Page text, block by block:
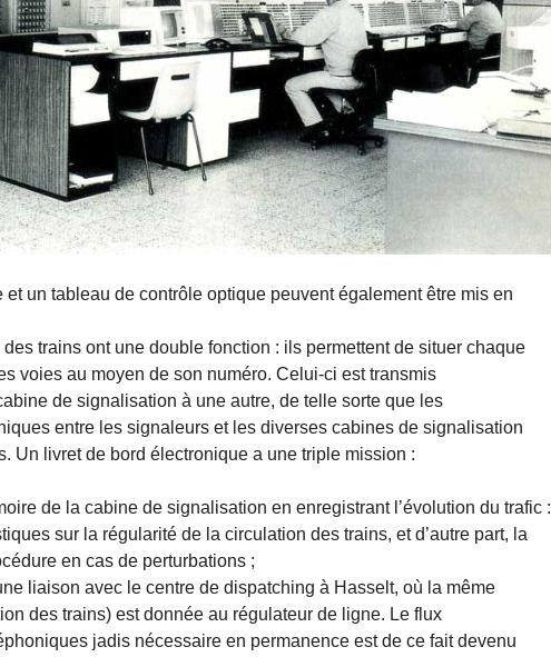
et un tableau de contrôle optique peuvent également être mis en
des trains ont une double fonction : ils permettent de situer chaque
voies au moyen de son numéro. Celui-ci est transmis
de signalisation à une autre, de telle sorte que les
entre les signaleurs et les diverses cabines de signalisation
Un livret de bord électronique a une triple mission :
de la cabine de signalisation en enregistrant l’évolution du trafic :
sur la régularité de la circulation des trains, et d’autre part, la
en cas de perturbations ;
liaison avec le centre de dispatching à Hasselt, où la même
des trains) est donnée au régulateur de ligne. Le flux
jadis nécessaire en permanence est de ce fait devenu